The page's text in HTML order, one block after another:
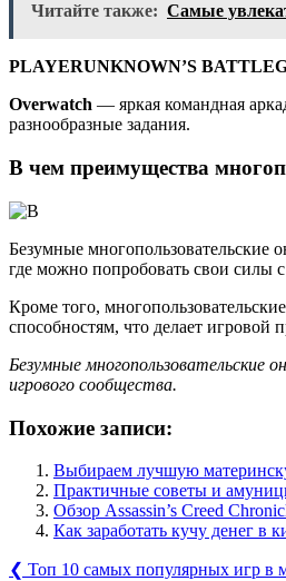
Читайте также: Самые
PLAYERUNKNOWN’S
Overwatch — яркая командная
разнообразные задания.
В чем преимущества
Безумные многопользовательские
где можно попробовать свои силы
Кроме того,
способностям, что делает
Безумные многопользовательские
игрового сообщества.
Похожие записи:
Выбираем лучшую
Практичные советы и
Обзор Assassin’s Creed
Как заработать кучу денег в
Навигация
❮ Previous
Топ 10 самых популярных игр в